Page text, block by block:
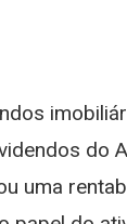
Maio
De
do
uma